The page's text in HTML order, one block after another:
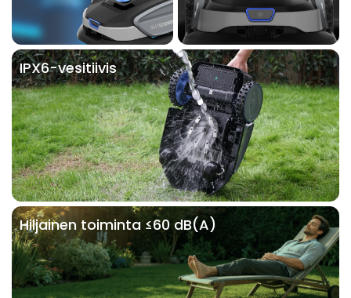
IPX6-vesitiivis
Hiljainen toiminta ≤60 dB(A)